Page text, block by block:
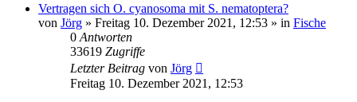
Vertragen sich O. cyanosoma mit S. nematoptera?
von Jörg » Freitag 10. Dezember 2021, 12:53 » in Fische
0 Antworten
33619 Zugriffe
Letzter Beitrag von Jörg
Freitag 10. Dezember 2021, 12:53